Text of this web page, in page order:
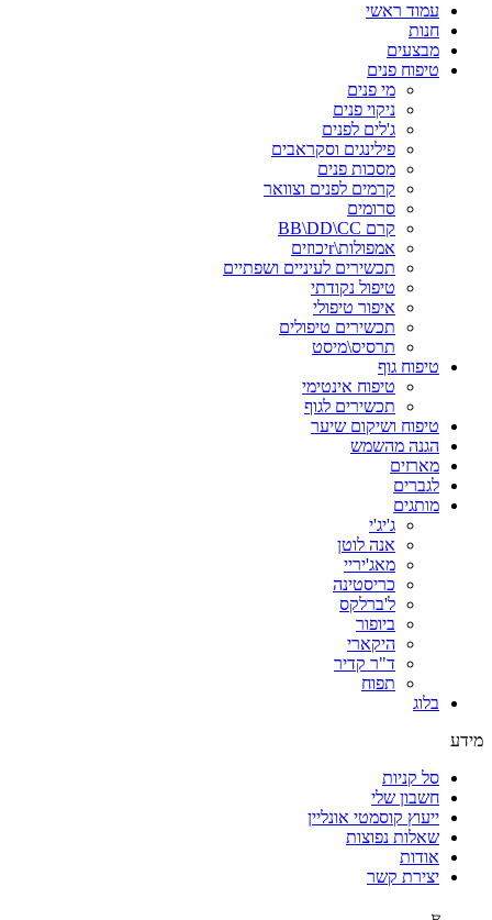
עמוד ראשי
חנות
מבצעים
טיפוח פנים
מי פנים
ניקוי פנים
ג'לים לפנים
פילינגים וסקראבים
מסכות פנים
קרמים לפנים וצוואר
סרומים
קרם BB\DD\CC
אמפולות\rיכוזים
תכשירים לעיניים ושפתיים
טיפול נקודתי
איפור טיפולי
תכשירים טיפולים
תרסיס\מיסט
טיפוח גוף
טיפוח אינטימי
תכשירים לגוף
טיפוח ושיקום שיער
הגנה מהשמש
מארזים
לגברים
מותגים
ג'יג'י
אנה לוטן
מאג'יריי
כריסטינה
ל'ברלקס
ביופור
היקארי
ד"ר קדיר
תפוח
בלוג
מידע
סל קניות
חשבון שלי
ייעוץ קוסמטי אונליין
שאלות נפוצות
אודות
יצירת קשר